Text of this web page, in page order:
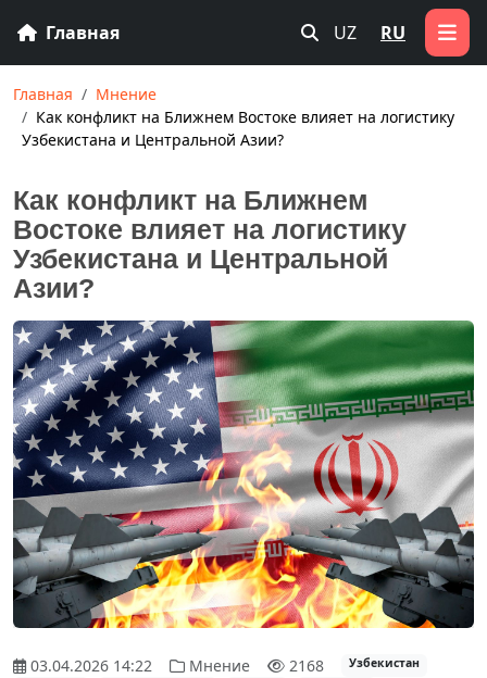
Главная UZ RU
Главная
Мнение
Как конфликт на Ближнем Востоке влияет на логистику
Узбекистана и Центральной Азии?
Как конфликт на Ближнем
Востоке влияет на логистику
Узбекистана и Центральной
Азии?
03.04.2026 14:22 Мнение 2168
Узбекистан